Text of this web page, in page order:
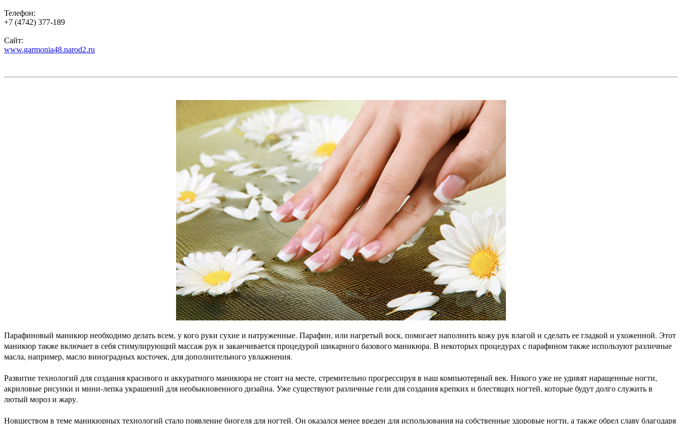
Телефон:
+7 (4742) 377-189
Сайт:
www.garmonia48.narod2.ru
Парафиновый маникюр необходимо делать всем, у кого руки сухие и натруженные. Парафин, или нагретый воск, помогает наполнить кожу рук влагой и сделать ее гладкой и ухоженной. Этот
маникюр также включает в себя стимулирующий массаж рук и заканчивается процедурой шикарного базового маникюра. В некоторых процедурах с парафином также используют различные
масла, например, масло виноградных косточек, для дополнительного увлажнения.
Развитие технологий для создания красивого и аккуратного маникюра не стоит на месте, стремительно прогрессируя в наш компьютерный век. Никого уже не удивят наращенные ногти,
акриловые рисунки и мини-лепка украшений для необыкновенного дизайна. Уже существуют различные гели для создания крепких и блестящих ногтей, которые будут долго служить в
лютый мороз и жару.
Новшеством в теме маникюрных технологий стало появление биогеля для ногтей. Он оказался менее вреден для использования на собственные здоровые ногти, а также обрел славу благодаря